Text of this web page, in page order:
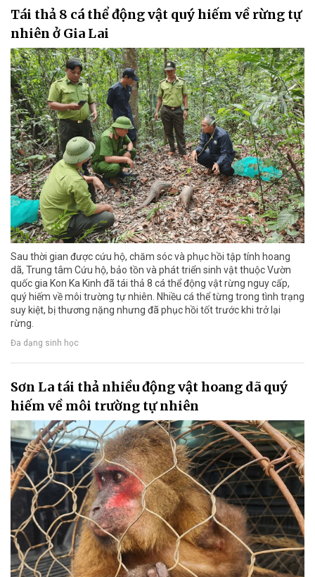
Tái thả 8 cá thể động vật quý hiếm về rừng tự
nhiên ở Gia Lai
Sau thời gian được cứu hộ, chăm sóc và phục hồi tập tính hoang
dã, Trung tâm Cứu hộ, bảo tồn và phát triển sinh vật thuộc Vườn
quốc gia Kon Ka Kinh đã tái thả 8 cá thể động vật rừng nguy cấp,
quý hiếm về môi trường tự nhiên. Nhiều cá thể từng trong tình trạng
suy kiệt, bị thương nặng nhưng đã phục hồi tốt trước khi trở lại
rừng.
Đa dạng sinh học
Sơn La tái thả nhiều động vật hoang dã quý
hiếm về môi trường tự nhiên